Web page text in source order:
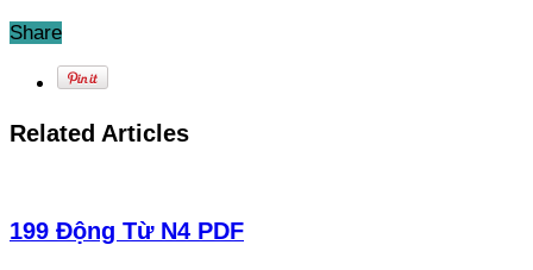
Share
Related Articles
199 Động Từ N4 PDF